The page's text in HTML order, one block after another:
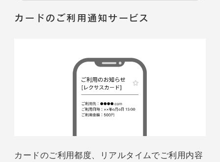
カードのご利用通知サービス
カードのご利用都度、リアルタイムでご利用内容